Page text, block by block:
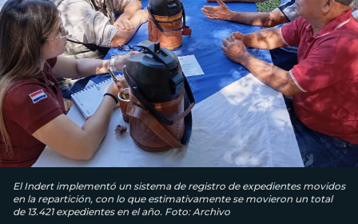
El Indert implementó un sistema de registro de expedientes movidos
en la repartición, con lo que estimativamente se movieron un total
de 13.421 expedientes en el año. Foto: Archivo